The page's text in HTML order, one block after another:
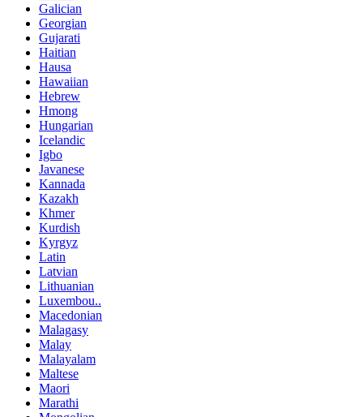
Galician
Georgian
Gujarati
Haitian
Hausa
Hawaiian
Hebrew
Hmong
Hungarian
Icelandic
Igbo
Javanese
Kannada
Kazakh
Khmer
Kurdish
Kyrgyz
Latin
Latvian
Lithuanian
Luxembou..
Macedonian
Malagasy
Malay
Malayalam
Maltese
Maori
Marathi